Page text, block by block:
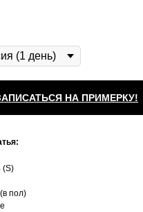
НА ПРИМЕРКУ!
(S)
пол)